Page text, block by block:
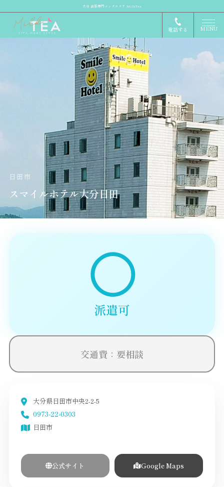
大分 出張専門メンズエステ MilkTea
電話する MENU
日田市
スマイルホテル大分日田
◯
派遣可
交通費：要相談
大分県日田市中央2-2-5
0973-22-0303
日田市
公式サイト Google Maps